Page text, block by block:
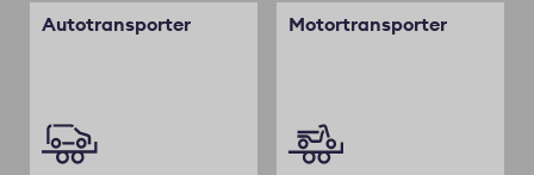
Autotransporter Motortransporter